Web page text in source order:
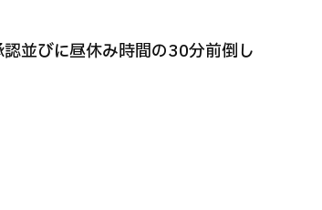
並びに昼休み時間の30分前倒し